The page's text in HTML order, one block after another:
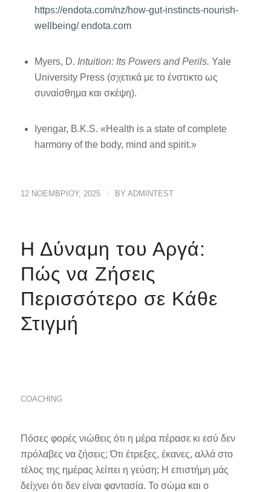
https://endota.com/nz/how-gut-instincts-nourish-
wellbeing/ endota.com
Myers, D. Intuition: Its Powers and Perils. Yale
University Press (σχετικά με το ένστικτο ως
συναίσθημα και σκέψη).
Iyengar, B.K.S. «Health is a state of complete
harmony of the body, mind and spirit.»
12 ΝΟΕΜΒΡΊΟΥ, 2025 / BY ADMINTEST
Η Δύναμη του Αργά:
Πώς να Ζήσεις
Περισσότερο σε Κάθε
Στιγμή
COACHING
Πόσες φορές νιώθεις ότι η μέρα πέρασε κι εσύ δεν
πρόλαβες να ζήσεις; Ότι έτρεξες, έκανες, αλλά στο
τέλος της ημέρας λείπει η γεύση; Η επιστήμη μάς
δείχνει ότι δεν είναι φαντασία. Το σώμα και ο